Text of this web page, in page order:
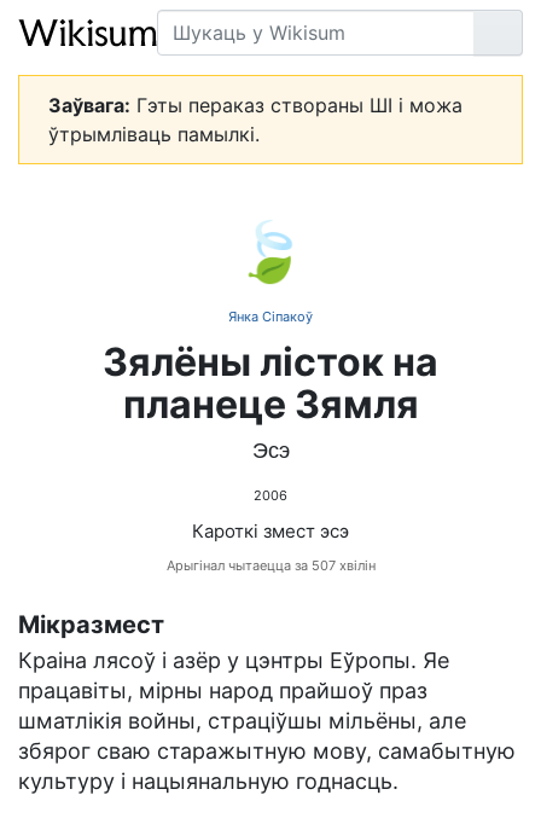
Пошук
Заўвага: Гэты пераказ створаны ШІ і можа
ўтрымліваць памылкі.
🍃
Янка Сіпакоў
Зялёны лісток на
планеце Зямля
Эсэ
2006
Кароткі змест эсэ
Арыгінал чытаецца за 507 хвілін
Мікразмест
Краіна лясоў і азёр у цэнтры Еўропы. Яе
працавіты, мірны народ прайшоў праз
шматлікія войны, страціўшы мільёны, але
збярог сваю старажытную мову, самабытную
культуру і нацыянальную годнасць.